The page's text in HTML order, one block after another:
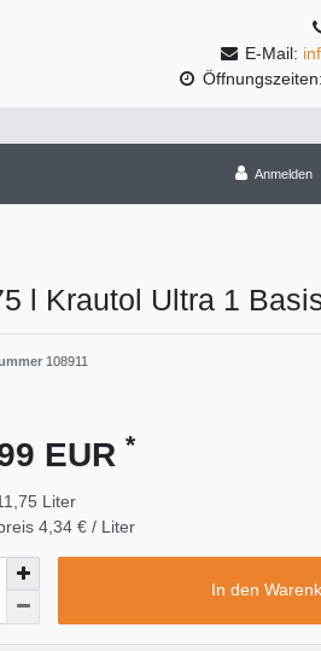
E-Mail:
Anmelden
l Krautol Ultra 1
108911
EUR *
Liter
4,34 € / Liter
In den